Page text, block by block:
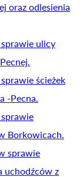
oraz odlesienia
ulicy
ścieżek
-Pecna.
Borkowicach.
sprawie
uchodźców z